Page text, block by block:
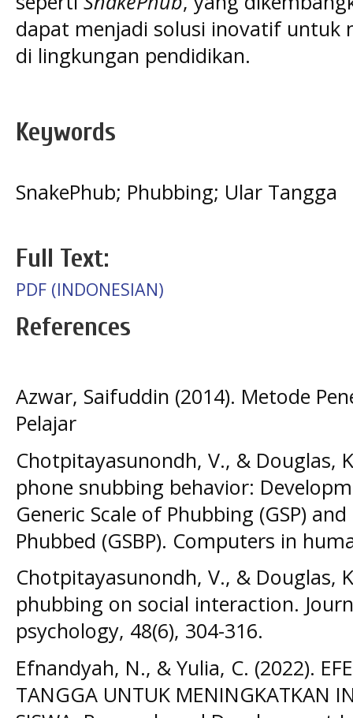
dapat menjadi solusi inovatif untuk
di lingkungan pendidikan.
Keywords
SnakePhub; Phubbing; Ular Tangga
Full Text:
PDF (INDONESIAN)
References
Azwar, Saifuddin (2014). Metode
Pelajar
Chotpitayasunondh, V., & Douglas,
phone snubbing behavior:
Generic Scale of Phubbing (GSP)
Phubbed (GSBP). Computers in
Chotpitayasunondh, V., & Douglas,
phubbing on social interaction.
psychology, 48(6), 304-316.
Efnandyah, N., & Yulia, C. (2022).
TANGGA UNTUK MENINGKATKAN